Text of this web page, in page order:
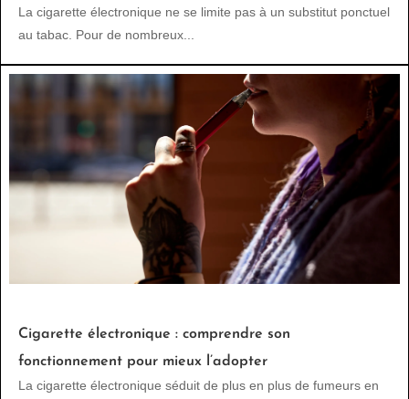
La cigarette électronique ne se limite pas à un substitut ponctuel
au tabac. Pour de nombreux...
Cigarette électronique : comprendre son
fonctionnement pour mieux l’adopter
La cigarette électronique séduit de plus en plus de fumeurs en